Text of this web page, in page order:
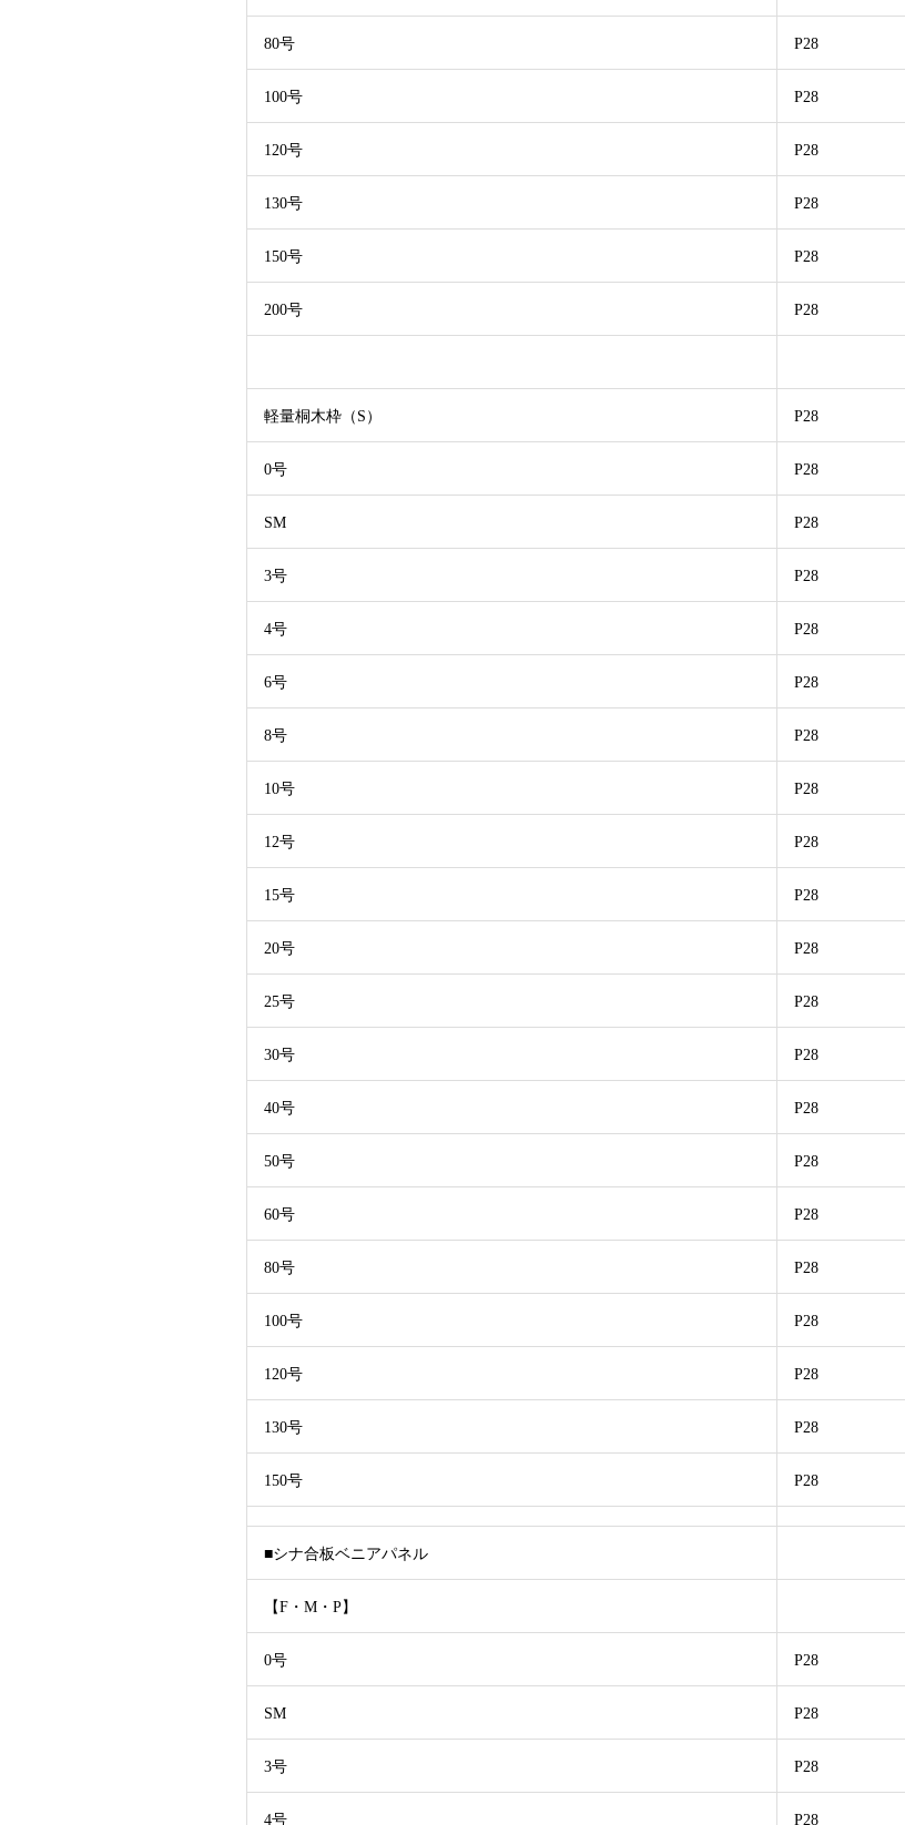
80号 P28
100号 P28
120号 P28
130号 P28
150号 P28
200号 P28
軽量桐木枠（S） P28
0号 P28
SM P28
3号 P28
4号 P28
6号 P28
8号 P28
10号 P28
12号 P28
15号 P28
20号 P28
25号 P28
30号 P28
40号 P28
50号 P28
60号 P28
80号 P28
100号 P28
120号 P28
130号 P28
150号 P28
■シナ合板ベニアパネル
【F・M・P】
0号 P28
SM P28
3号 P28
4号 P28